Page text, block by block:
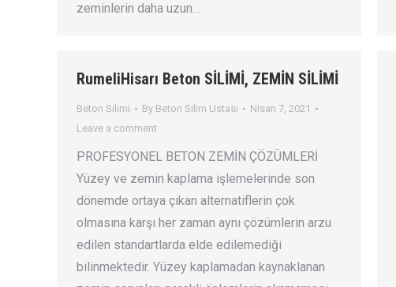
zeminlerin daha uzun…
RumeliHisarı Beton SİLİMİ, ZEMİN SİLİMİ
Beton Silimi By Beton Silim Ustası
Nisan 7, 2021
Leave a comment
PROFESYONEL BETON ZEMİN ÇÖZÜMLERİ
Yüzey ve zemin kaplama işlemelerinde son
dönemde ortaya çıkan alternatiflerin çok
olmasına karşı her zaman aynı çözümlerin arzu
edilen standartlarda elde edilemediği
bilinmektedir. Yüzey kaplamadan kaynaklanan